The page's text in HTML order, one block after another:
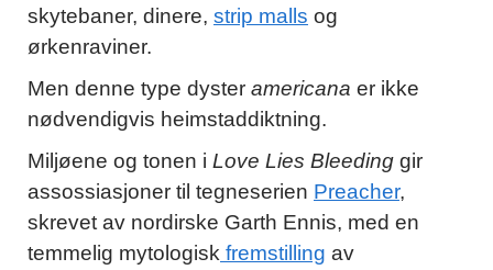
skytebaner, dinere, strip malls og
ørkenraviner.
Men denne type dyster americana er ikke
nødvendigvis heimstaddiktning.
Miljøene og tonen i Love Lies Bleeding gir
assossiasjoner til tegneserien Preacher,
skrevet av nordirske Garth Ennis, med en
temmelig mytologisk fremstilling av